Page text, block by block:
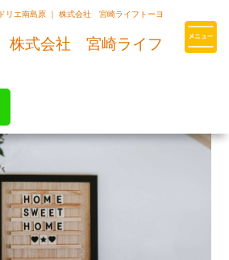
リエはLIXILの厳しい基準を
リエ南島原 ｜ 株式会社 宮崎ライフトーヨ
株式会社 宮崎ライフ